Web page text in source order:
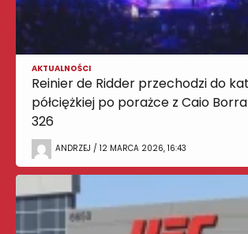
AKTUALNOŚCI
Reinier de Ridder przechodzi do
półciężkiej po porażce z Caio
326
ANDRZEJ / 12 MARCA 2026, 16:43